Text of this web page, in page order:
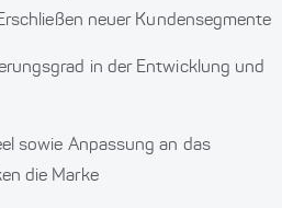
neuer Kundensegmente
in der Entwicklung und
sowie Anpassung an das
die Marke